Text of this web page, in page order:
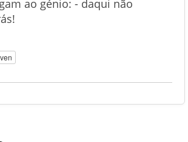
ao génio: - daqui não